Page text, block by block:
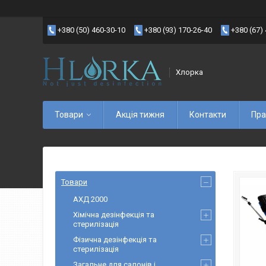
+380 (50) 460-30-10 +380 (93) 170-26-40 +380 (67)
Хлорка
Товари Акція тижня Контакти
Товари
АХД 2000
Хімічна дезінфекція та
стерилізація
Фізична дезінфекція та
стерилізація